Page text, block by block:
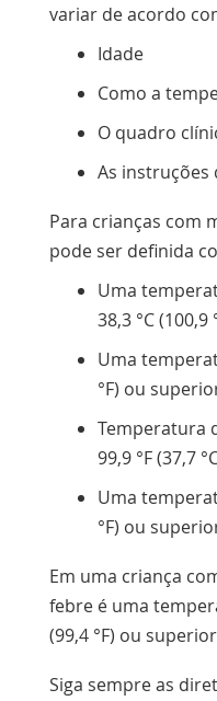
variar de acordo
Idade
Como a
O quadro
As instruções
Para crianças com
pode ser definida
Uma
38,3 °C
Uma
°F) ou
Temperatura
99,9 °F (37,7
Uma
°F) ou
Em uma criança
febre é uma
(99,4 °F) ou
Siga sempre as